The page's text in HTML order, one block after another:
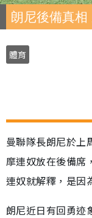
朗尼後備真相
體育
曼聯隊長朗尼於上
摩連奴放在後備席
連奴就解釋，是因
朗尼近日有回勇迹